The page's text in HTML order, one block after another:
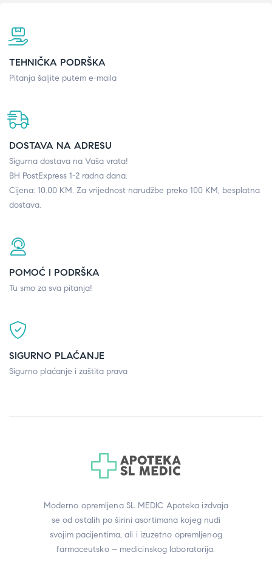
TEHNIČKA PODRŠKA
Pitanja šaljite putem e-maila
DOSTAVA NA ADRESU
Sigurna dostava na Vaša vrata!
BH PostExpress 1-2 radna dana.
Cijena: 10.00 KM. Za vrijednost narudžbe preko 100 KM, besplatna
dostava.
POMOĆ I PODRŠKA
Tu smo za sva pitanja!
SIGURNO PLAĆANJE
Sigurno plaćanje i zaštita prava
Moderno opremljena SL MEDIC Apoteka izdvaja
se od ostalih po širini asortimana kojeg nudi
svojim pacijentima, ali i izuzetno opremljenog
farmaceutsko – medicinskog laboratorija.